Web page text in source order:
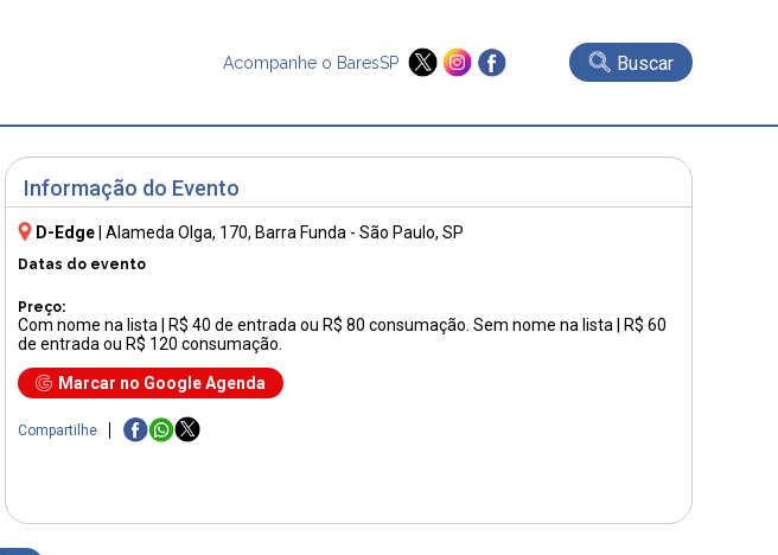
Acompanhe o BaresSP Buscar
Informação do Evento
D-Edge Alameda Olga, 170, Barra Funda - São Paulo, SP
Datas do evento
Preço:
Com nome na lista | R$ 40 de entrada ou R$ 80 consumação. Sem nome na lista | R$ 60
de entrada ou R$ 120 consumação.
Marcar no Google Agenda
Compartilhe